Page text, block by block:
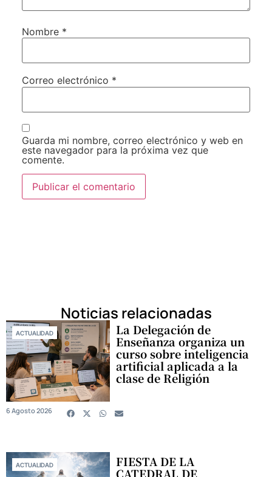
Nombre *
Correo electrónico *
Guarda mi nombre, correo electrónico y web en
este navegador para la próxima vez que
comente.
Noticias relacionadas
ACTUALIDAD La Delegación de
Enseñanza organiza un
curso sobre inteligencia
artificial aplicada a la
clase de Religión
6 Agosto 2026
ACTUALIDAD FIESTA DE LA
CATEDRAL DE